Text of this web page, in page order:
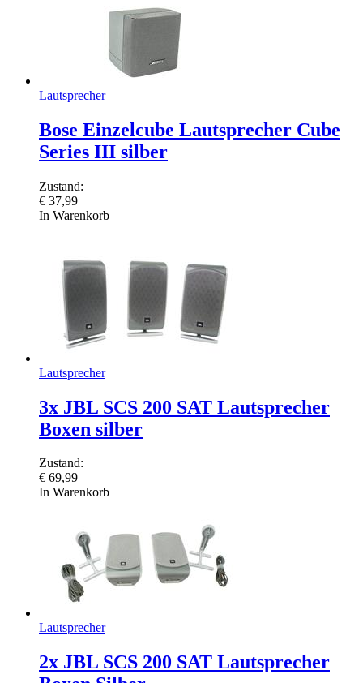
Lautsprecher
Bose Einzelcube Lautsprecher Cube
Series III silber
Zustand:
€ 37,99
In Warenkorb
Lautsprecher
3x JBL SCS 200 SAT Lautsprecher
Boxen silber
Zustand:
€ 69,99
In Warenkorb
Lautsprecher
2x JBL SCS 200 SAT Lautsprecher